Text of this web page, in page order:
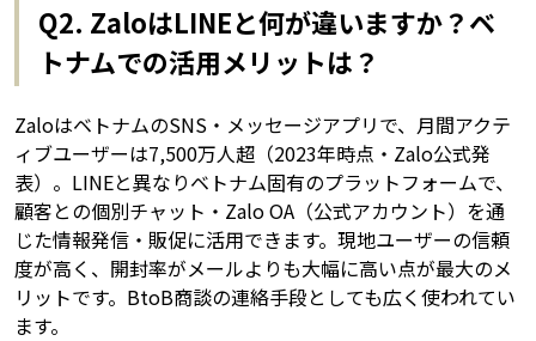
Q2. ZaloはLINEと何が違いますか？ベ
トナムでの活用メリットは？
ZaloはベトナムのSNS・メッセージアプリで、月間アクテ
ィブユーザーは7,500万人超（2023年時点・Zalo公式発
表）。LINEと異なりベトナム固有のプラットフォームで、
顧客との個別チャット・Zalo OA（公式アカウント）を通
じた情報発信・販促に活用できます。現地ユーザーの信頼
度が高く、開封率がメールよりも大幅に高い点が最大のメ
リットです。BtoB商談の連絡手段としても広く使われてい
ます。